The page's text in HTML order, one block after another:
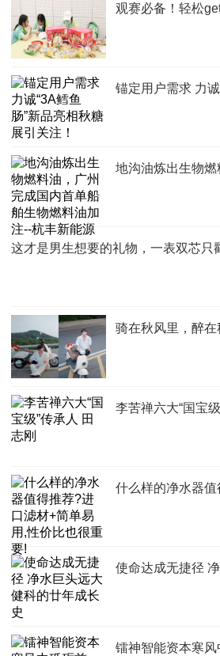
观赛必备！轻松
锚定用户需求 力
地沟油炼出生物
这才是男生想要的礼物，一表双芯只
骑在秋风里，醉
李苦禅六大“国宝
什么样的净水器
使命达成无捷径
镭神智能资本寒